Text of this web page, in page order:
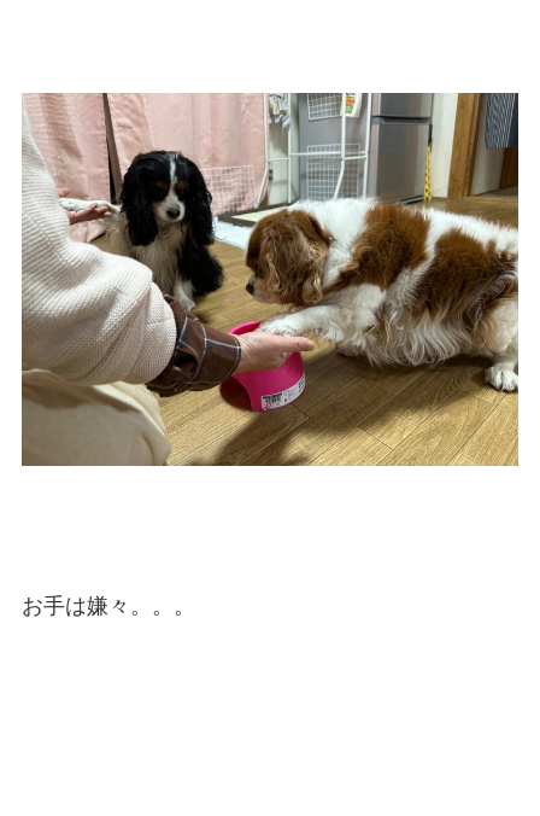
お手は嫌々。。。